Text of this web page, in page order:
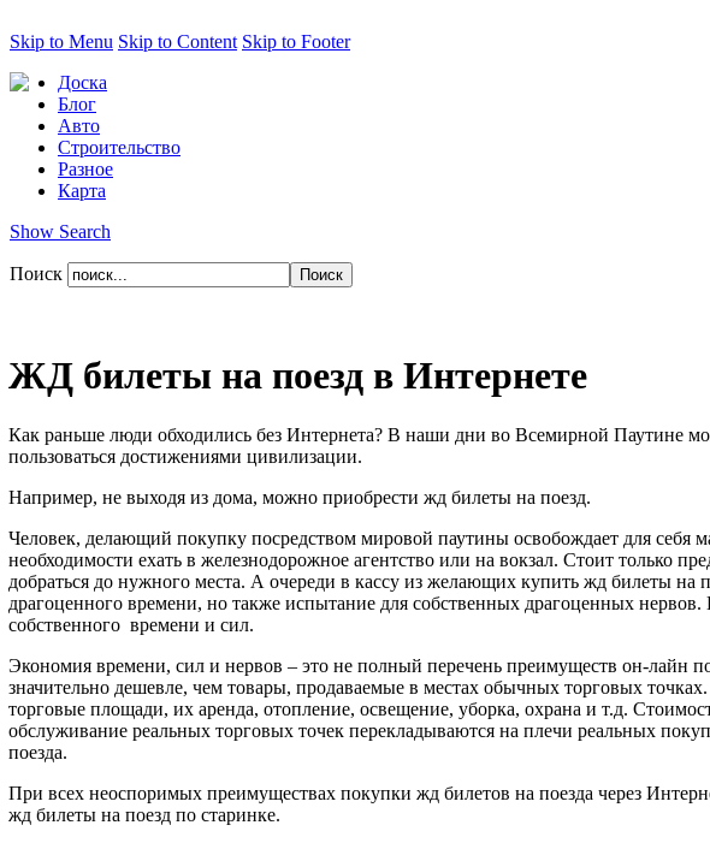
Skip to Menu Skip to Content Skip to Footer
Доска
Блог
Авто
Строительство
Разное
Карта
Show Search
Поиск
ЖД билеты на поезд в Интернете
Как раньше люди обходились без Интернета? В наши дни во Всемирной Паутине
пользоваться достижениями цивилизации.
Например, не выходя из дома, можно приобрести жд билеты на поезд.
Человек, делающий покупку посредством мировой паутины освобождает для себя
необходимости ехать в железнодорожное агентство или на вокзал. Стоит только
добраться до нужного места. А очереди в кассу из желающих купить жд билеты на
драгоценного времени, но также испытание для собственных драгоценных
собственного времени и сил.
Экономия времени, сил и нервов – это не полный перечень преимуществ он-лайн
значительно дешевле, чем товары, продаваемые в местах обычных торговых
торговые площади, их аренда, отопление, освещение, уборка, охрана и т.д.
обслуживание реальных торговых точек перекладываются на плечи реальных
поезда.
При всех неоспоримых преимуществах покупки жд билетов на поезда через
жд билеты на поезд по старинке.